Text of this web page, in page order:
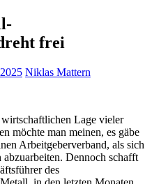
frei
Niklas Mattern
Lage vieler
möchte man meinen, es gäbe
Arbeitgeberverband, als sich
Dennoch schafft
des